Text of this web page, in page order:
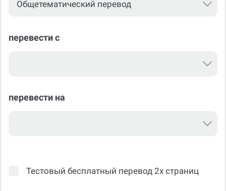
перевести с
перевести на
Тестовый бесплатный перевод 2х страниц